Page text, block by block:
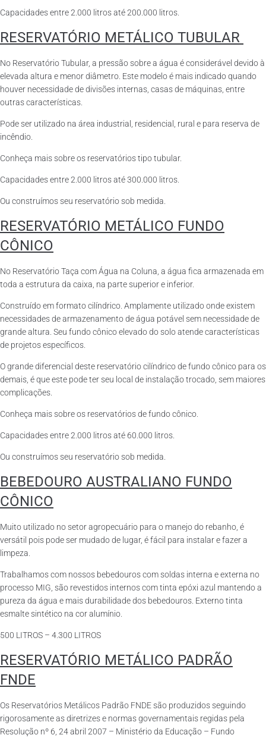
Capacidades entre 2.000 litros até 200.000 litros.
RESERVATÓRIO METÁLICO TUBULAR
No Reservatório Tubular, a pressão sobre a água é considerável devido à
elevada altura e menor diâmetro. Este modelo é mais indicado quando
houver necessidade de divisões internas, casas de máquinas, entre
outras características.
Pode ser utilizado na área industrial, residencial, rural e para reserva de
incêndio.
Conheça mais sobre os reservatórios tipo tubular.
Capacidades entre 2.000 litros até 300.000 litros.
Ou construímos seu reservatório sob medida.
RESERVATÓRIO METÁLICO FUNDO
CÔNICO
No Reservatório Taça com Água na Coluna, a água fica armazenada em
toda a estrutura da caixa, na parte superior e inferior.
Construído em formato cilíndrico. Amplamente utilizado onde existem
necessidades de armazenamento de água potável sem necessidade de
grande altura. Seu fundo cônico elevado do solo atende características
de projetos específicos.
O grande diferencial deste reservatório cilíndrico de fundo cônico para os
demais, é que este pode ter seu local de instalação trocado, sem maiores
complicações.
Conheça mais sobre os reservatórios de fundo cônico.
Capacidades entre 2.000 litros até 60.000 litros.
Ou construímos seu reservatório sob medida.
BEBEDOURO AUSTRALIANO FUNDO
CÔNICO
Muito utilizado no setor agropecuário para o manejo do rebanho, é
versátil pois pode ser mudado de lugar, é fácil para instalar e fazer a
limpeza.
Trabalhamos com nossos bebedouros com soldas interna e externa no
processo MIG, são revestidos internos com tinta epóxi azul mantendo a
pureza da água e mais durabilidade dos bebedouros. Externo tinta
esmalte sintético na cor alumínio.
500 LITROS – 4.300 LITROS
RESERVATÓRIO METÁLICO PADRÃO
FNDE
Os Reservatórios Metálicos Padrão FNDE são produzidos seguindo
rigorosamente as diretrizes e normas governamentais regidas pela
Resolução nº 6, 24 abril 2007 – Ministério da Educação – Fundo